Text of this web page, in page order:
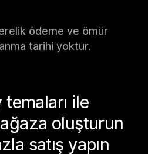
ödeme ve ömür
tarihi yoktur.
ile
oluşturun
satış yapın